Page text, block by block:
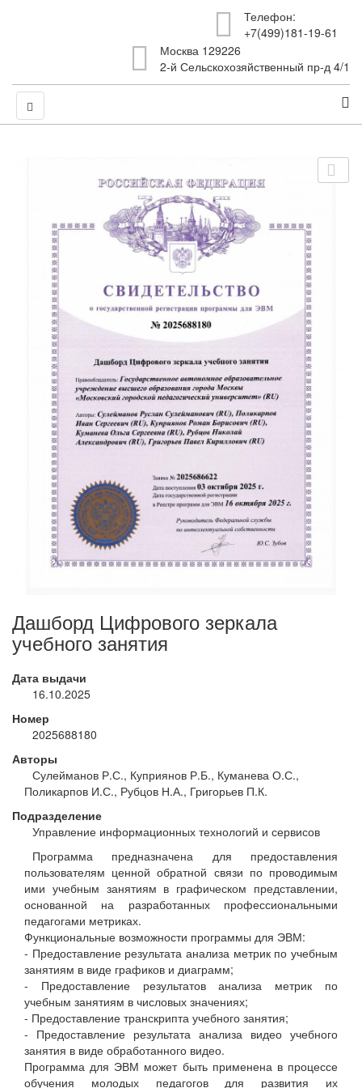
Телефон:
+7(499)181-19-61
Москва 129226
2-й Сельскохозяйственный пр-д 4/1
Дашборд Цифрового зеркала
учебного занятия
Дата выдачи
16.10.2025
Номер
2025688180
Авторы
Сулейманов Р.С., Куприянов Р.Б., Куманева О.С.,
Поликарпов И.С., Рубцов Н.А., Григорьев П.К.
Подразделение
Управление информационных технологий и сервисов
Программа предназначена для предоставления
пользователям ценной обратной связи по проводимым
ими учебным занятиям в графическом представлении,
основанной на разработанных профессиональными
педагогами метриках.
Функциональные возможности программы для ЭВМ:
- Предоставление результата анализа метрик по учебным
занятиям в виде графиков и диаграмм;
- Предоставление результатов анализа метрик по
учебным занятиям в числовых значениях;
- Предоставление транскрипта учебного занятия;
- Предоставление результата анализа видео учебного
занятия в виде обработанного видео.
Программа для ЭВМ может быть применена в процессе
обучения молодых педагогов для развития их